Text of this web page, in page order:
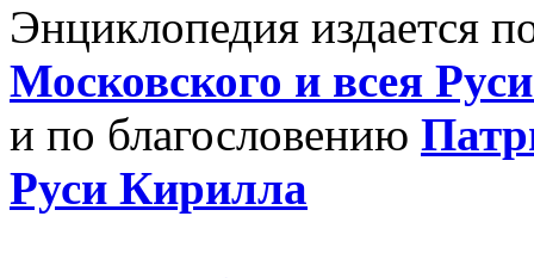
Энциклопедия издается
Московского и всея
и по благословению
Руси Кирилла